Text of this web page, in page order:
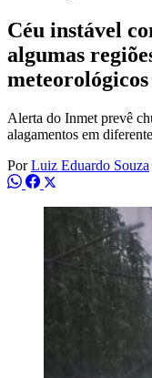
Céu instável
algumas
meteorológicos
Alerta do Inmet prevê
alagamentos em
PorLuiz Eduardo Souza